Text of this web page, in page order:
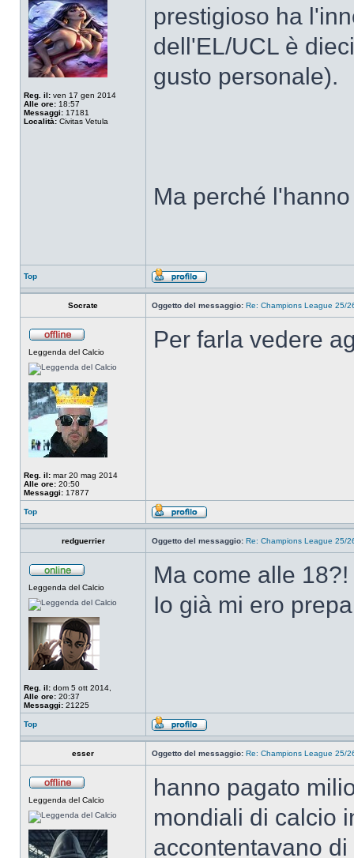
Reg. il: ven 17 gen 2014
Alle ore: 18:57
Messaggi: 17181
Località: Civitas Vetula
prestigioso ha
dell'EL/UCL è
gusto personale).
Ma perché
Top
Socrate Oggetto del messaggio: Re: Champions League 25/
Leggenda del Calcio
Reg. il: mar 20 mag 2014
Alle ore: 20:50
Messaggi: 17877
Per farla vedere
Top
redguerrier Oggetto del messaggio: Re: Champions League 25/
Leggenda del Calcio
Reg. il: dom 5 ott 2014,
Alle ore: 20:37
Messaggi: 21225
Ma come alle 18?!
Io già mi ero
Top
esser Oggetto del messaggio: Re: Champions League 25/
Leggenda del Calcio
hanno pagato
mondiali di calcio
accontentavano